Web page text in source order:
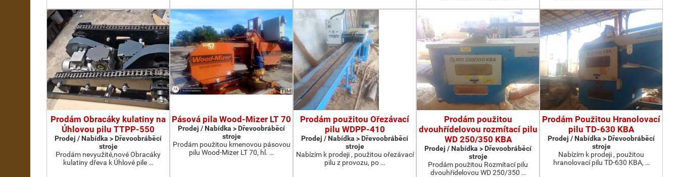
Prodám Obracáky kulatiny na
Úhlovou pilu TTPP-550
Prodej / Nabídka > Dřevoobráběcí
stroje
Prodám nevyužité,nové Obracáky
kulatiny dřeva k Úhlové pile …
Pásová pila Wood-Mizer LT 70
Prodej / Nabídka > Dřevoobráběcí
stroje
Prodám použitou kmenovou pásovou
pilu Wood-Mizer LT 70, hl. …
Prodám použitou Ořezávací
pilu WDPP-410
Prodej / Nabídka > Dřevoobráběcí
stroje
Nabízím k prodeji , použitou ořezávací
pilu z provozu, po …
Prodám použitou
dvouhřídelovou rozmítací pilu
WD 250/350 KBA
Prodej / Nabídka > Dřevoobráběcí
stroje
Prodám použitou Rozmítací pilu
dvouhřídelovou WD 250/350 …
Prodám Použitou Hranolovací
pilu TD-630 KBA
Prodej / Nabídka > Dřevoobráběcí
stroje
Nabízím k prodeji , použitou
hranolovací pilu TD-630 KBA, …